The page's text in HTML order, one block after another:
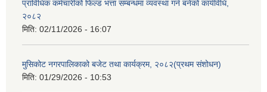
प्राविधिक कर्मचारीको फिल्ड भत्ता सम्बन्धमा व्यवस्था गर्न बनेको कार्यविधि,
२०८२
मिति: 02/11/2026 - 16:07
मुसिकोट नगरपालिकाको बजेट तथा कार्यक्रम, २०८२(प्रथम संशोधन)
मिति: 01/29/2026 - 10:53